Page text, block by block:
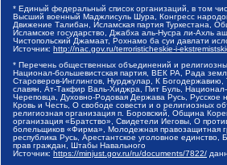
* Единый федеральный список организаций, в том
Высший военный Маджлисуль Шура, Конгресс
Движение Талибан, Исламская партия Туркестана,
Исламское государство, Джабха аль-Нусра ли-
Чистопольский Джамаат, Рохнамо ба суи давлати
Источник: http://nac.gov.ru/terroristicheskie-i-
* Перечень общественных объединений и
Национал-большевистская партия, ВЕК РА, Рада
Староверов-Инглингов, Нурджулар, К
славян, Ат-Такфир Валь-Хиджра, Пит Буль,
Череповца, Духовно-Родовая Держава Русь, Русское
Кровь и Честь, О свободе совести и о религиозных
религиозная организация п. Боровский, Община
организация «Братство», Свидетели Иеговы, О
болельщиков «Фирма», Молодежная правозащитная
республика Русь, Арестантское уголовное
прав граждан, Штабы Навального
Источник: https://minjust.gov.ru/ru/documents/7822/